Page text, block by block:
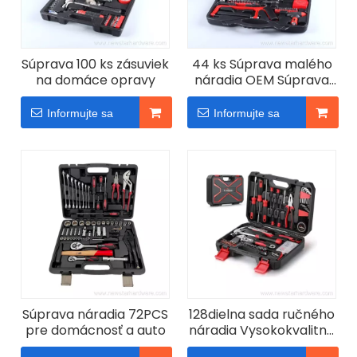
Súprava 100 ks zásuviek
na domáce opravy
Informujte sa
44 ks Súprava malého
náradia OEM Súprava
domáceho náradia
Informujte sa
Súprava náradia 72PCS
pre domácnosť a auto
128dielna sada ručného
náradia Vysokokvalitná
súprava náradia pre